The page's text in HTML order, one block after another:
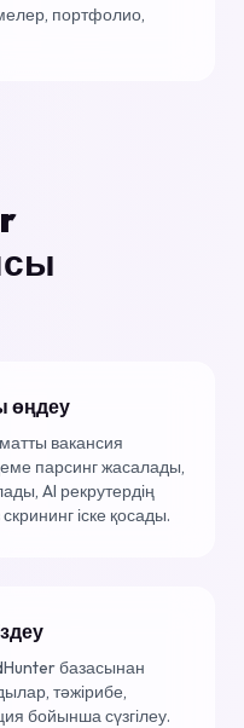
портфолио,
өңдеу
вакансия
парсинг жасалады,
AI рекрутердің
іске қосады.
базасынан
тәжірибе,
бойынша сүзгілеу.